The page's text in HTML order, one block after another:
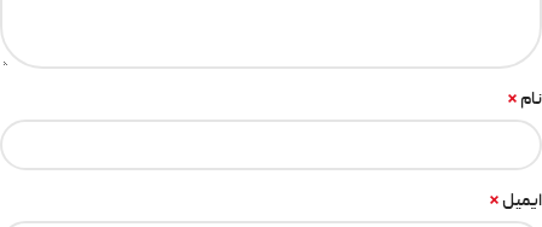
نام *
ایمیل *